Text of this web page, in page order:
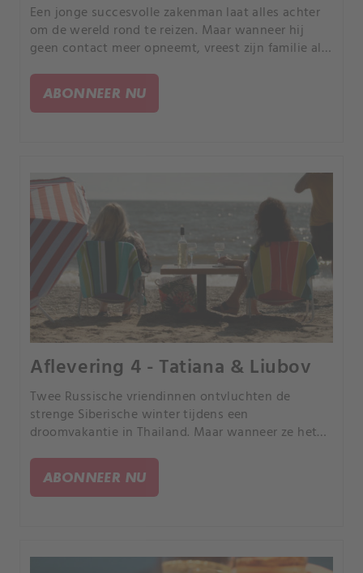
Een jonge succesvolle zakenman laat alles achter
om de wereld rond te reizen. Maar wanneer hij
geen contact meer opneemt, vreest zijn familie al
ABONNEER NU
Aflevering 4 - Tatiana & Liubov
Twee Russische vriendinnen ontvluchten de
strenge Siberische winter tijdens een
droomvakantie in Thailand. Maar wanneer ze het
verandert de droom in een nachtmerrie.
ABONNEER NU